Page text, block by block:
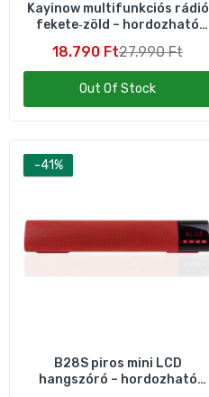
Kayinow multifunkciós rádió
fekete‑zöld – hordozható
18.790 Ft27.990 Ft
Out Of Stock
-41%
B28S piros mini LCD
hangszóró – hordozható